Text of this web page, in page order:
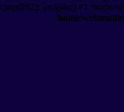
include() #1 /
/home/